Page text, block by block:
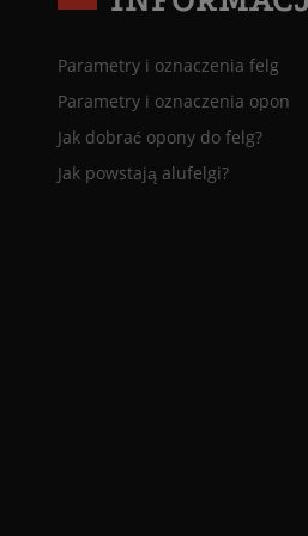
Parametry i oznaczenia felg
Parametry i oznaczenia opon
Jak dobrać opony do felg?
Jak powstają alufelgi?